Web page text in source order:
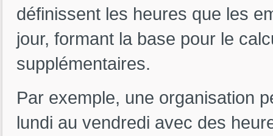
définissent les heures que les
jour, formant la base pour le
supplémentaires.
Par exemple, une organisation
lundi au vendredi avec des